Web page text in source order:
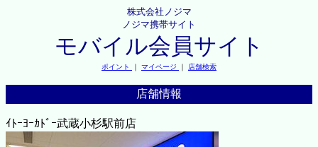
株式会社ノジマ
ノジマ携帯サイト
モバイル会員サイト
ポイント ｜ マイページ ｜ 店舗検索
店舗情報
ｲﾄｰﾖｰｶﾄﾞｰ武蔵小杉駅前店